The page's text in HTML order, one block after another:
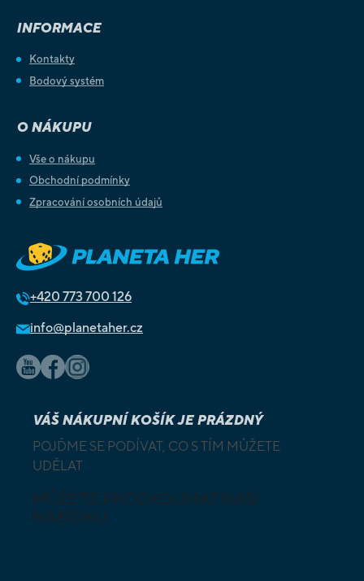
INFORMACE
Kontakty
Bodový systém
O NÁKUPU
Vše o nákupu
Obchodní podmínky
Zpracování osobních údajů
+420 773 700 126
info@planetaher.cz
VÁŠ NÁKUPNÍ KOŠÍK JE PRÁZDNÝ
POJĎME SE PODÍVAT, CO S TÍM MŮŽETE
UDĚLAT
MŮŽETE PROZKOUMAT NAŠI
NABÍDKU